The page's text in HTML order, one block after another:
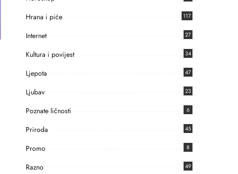
Hrana i piće 117
Internet 27
Kultura i povijest 34
Ljepota 47
Ljubav 23
Poznate ličnosti 6
Priroda 45
Promo 8
Razno 49